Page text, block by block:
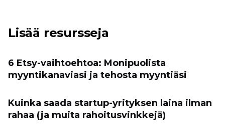
Lisää resursseja
6 Etsy-vaihtoehtoa: Monipuolista
myyntikanaviasi ja tehosta myyntiäsi
Kuinka saada startup-yrityksen laina ilman
rahaa (ja muita rahoitusvinkkejä)